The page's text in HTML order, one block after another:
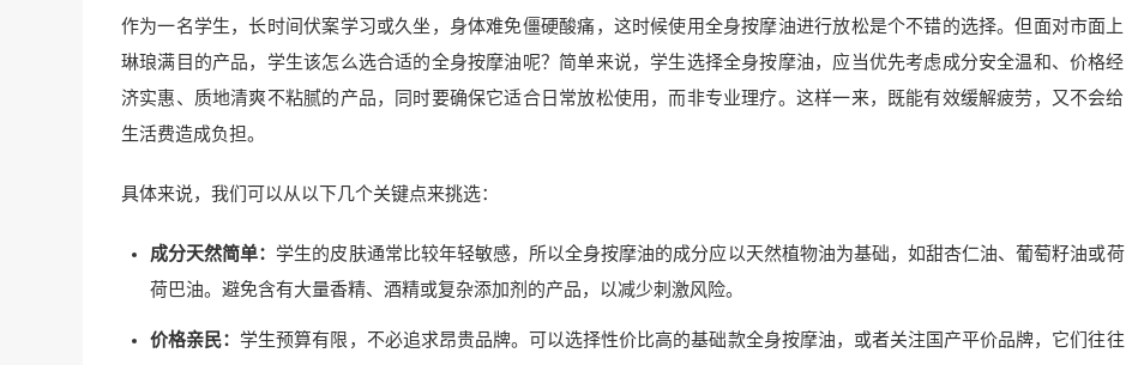
作为一名学生，长时间伏案学习或久坐，身体难免僵硬酸痛，这时候使用全身按摩油进行放松是个不错的选择。但面对市面上
琳琅满目的产品，学生该怎么选合适的全身按摩油呢？简单来说，学生选择全身按摩油，应当优先考虑成分安全温和、价格经
济实惠、质地清爽不粘腻的产品，同时要确保它适合日常放松使用，而非专业理疗。这样一来，既能有效缓解疲劳，又不会给
生活费造成负担。
具体来说，我们可以从以下几个关键点来挑选：
成分天然简单： 学生的皮肤通常比较年轻敏感，所以全身按摩油的成分应以天然植物油为基础，如甜杏仁油、葡萄籽油或荷
荷巴油。避免含有大量香精、酒精或复杂添加剂的产品，以减少刺激风险。
价格亲民： 学生预算有限，不必追求昂贵品牌。可以选择性价比高的基础款全身按摩油，或者关注国产平价品牌，它们往往